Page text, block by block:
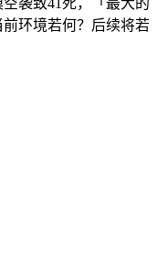
袭致41死，「最大的
环境若何？后续将若